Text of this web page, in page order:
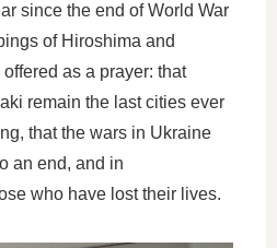
since the end of World War
of Hiroshima and
as a prayer: that
remain the last cities ever
that the wars in Ukraine
an end, and in
who have lost their lives.